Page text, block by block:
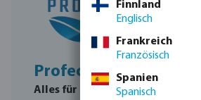
Profec
Alles für Profis in
Finnland
Englisch
Frankreich
Französisch
Spanien
Spanisch